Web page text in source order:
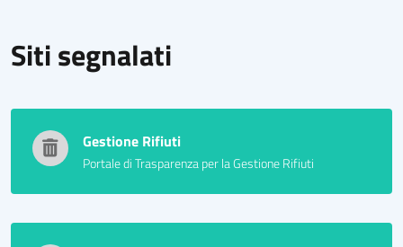
Siti segnalati
Gestione Rifiuti
Portale di Trasparenza per la Gestione Rifiuti